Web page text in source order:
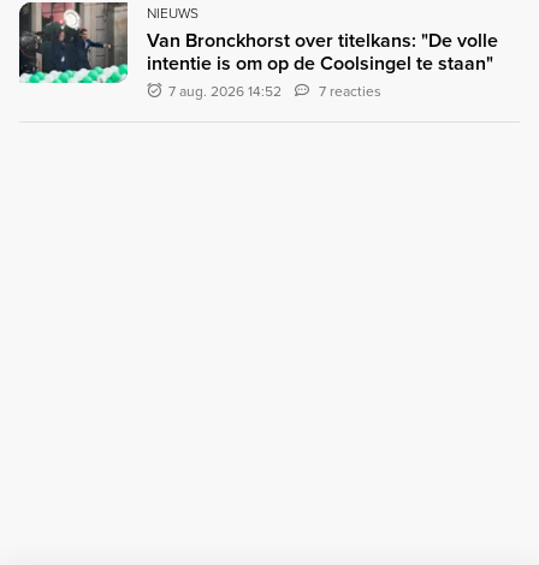
NIEUWS
Van Bronckhorst over titelkans: "De volle
intentie is om op de Coolsingel te staan"
7 aug. 2026 14:52 7 reacties